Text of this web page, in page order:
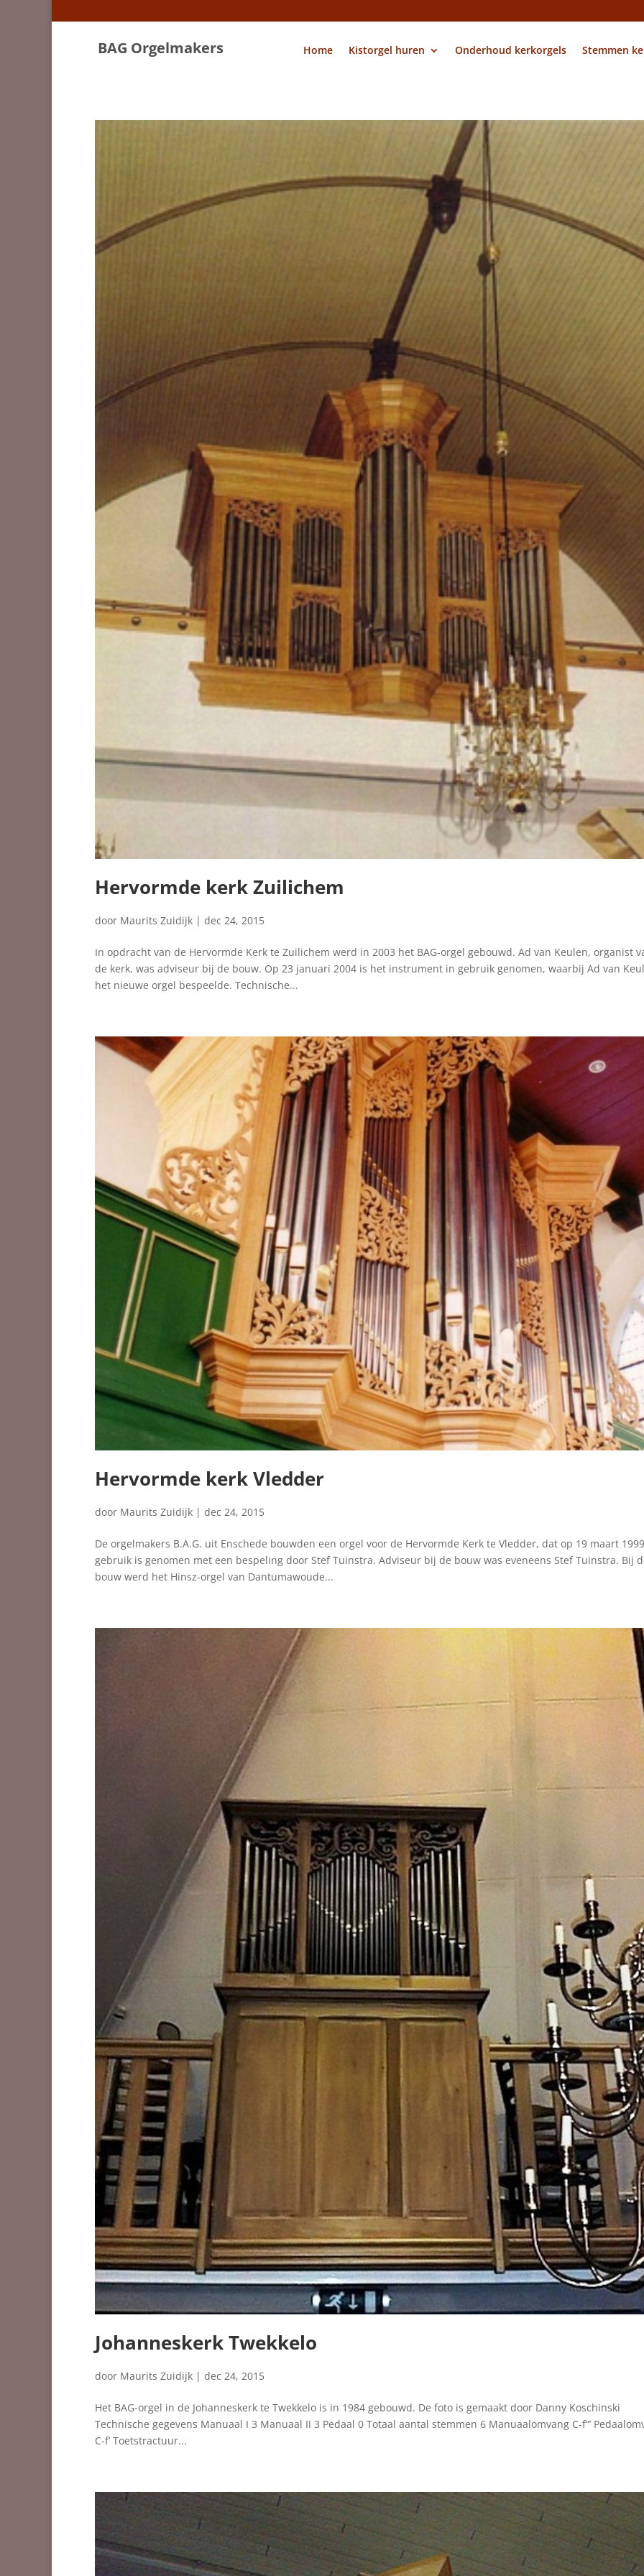
BAG Orgelmakers Home Kistorgel huren Onderhoud kerkorgels Stemmen
Hervormde kerk Zuilichem
door Maurits Zuidijk | dec 24, 2015
In opdracht van de Hervormde Kerk te Zuilichem werd in 2003 het BAG-orgel gebouwd. Ad van Keulen, organist
de kerk, was adviseur bij de bouw. Op 23 januari 2004 is het instrument in gebruik genomen, waarbij Ad van
het nieuwe orgel bespeelde. Technische...
Hervormde kerk Vledder
door Maurits Zuidijk | dec 24, 2015
De orgelmakers B.A.G. uit Enschede bouwden een orgel voor de Hervormde Kerk te Vledder, dat op 19 maart
gebruik is genomen met een bespeling door Stef Tuinstra. Adviseur bij de bouw was eveneens Stef Tuinstra. Bij
bouw werd het Hinsz-orgel van Dantumawoude...
Johanneskerk Twekkelo
door Maurits Zuidijk | dec 24, 2015
Het BAG-orgel in de Johanneskerk te Twekkelo is in 1984 gebouwd. De foto is gemaakt door Danny Koschinski
Technische gegevens Manuaal I 3 Manuaal II 3 Pedaal 0 Totaal aantal stemmen 6 Manuaalomvang C-f”’
C-f’ Toetstractuur...